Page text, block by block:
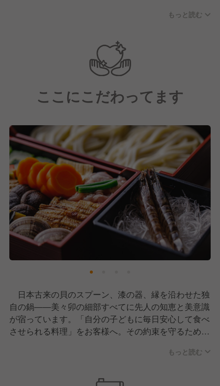
技術は入社後に磨けます。まずは一緒に「人の間を
もっと読む
ここにこだわってます
日本古来の貝のスプーン、漆の器、縁を沿わせた独
自の鍋——美々卯の細部すべてに先人の知恵と美意識
が宿っています。「自分の子どもに毎日安心して食べ
させられる料理」をお客様へ。その約束を守るため
る。揺るがぬ品質への誠実さこそが、美々卯ブランド
もっと読む